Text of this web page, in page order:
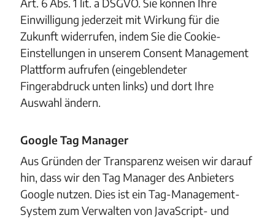
Einwilligung jederzeit mit Wirkung für die
Zukunft widerrufen, indem Sie die Cookie-
Einstellungen in unserem Consent Management
Plattform aufrufen (eingeblendeter
Fingerabdruck unten links) und dort Ihre
Auswahl ändern.
Google Tag Manager
Aus Gründen der Transparenz weisen wir darauf
hin, dass wir den Tag Manager des Anbieters
Google nutzen. Dies ist ein Tag-Management-
System zum Verwalten von JavaScript- und